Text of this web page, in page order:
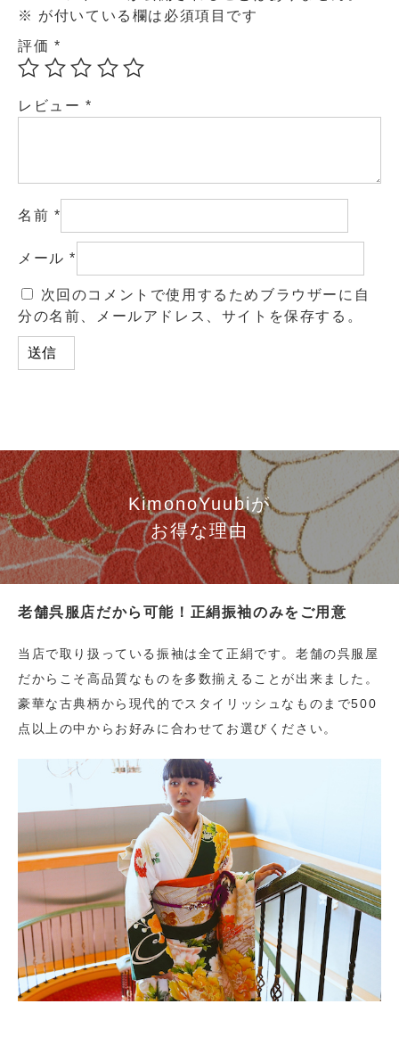
※ が付いている欄は必須項目です
評価 *
レビュー *
名前 *
メール*
次回のコメントで使用するためブラウザーに自
分の名前、メールアドレス、サイトを保存する。
KimonoYuubiが
お得な理由
老舗呉服店だから可能！正絹振袖のみをご用意
当店で取り扱っている振袖は全て正絹です。老舗の呉服屋
だからこそ高品質なものを多数揃えることが出来ました。
豪華な古典柄から現代的でスタイリッシュなものまで500
点以上の中からお好みに合わせてお選びください。